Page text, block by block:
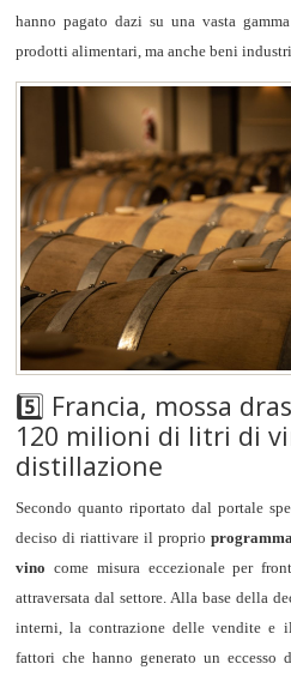
hanno pagato dazi su una vasta
prodotti alimentari, ma anche beni
5️⃣ Francia, mossa
120 milioni di litri di
distillazione
Secondo quanto riportato dal portale
deciso di riattivare il proprio
vino come misura eccezionale per
attraversata dal settore. Alla base della
interni, la contrazione delle vendite e
fattori che hanno generato un